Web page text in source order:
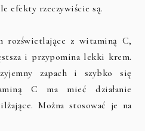
efekty rzeczywiście są.
z witaminą C,
i przypomina lekki krem.
zapach i szybko się
C ma mieć działanie
Można stosować je na